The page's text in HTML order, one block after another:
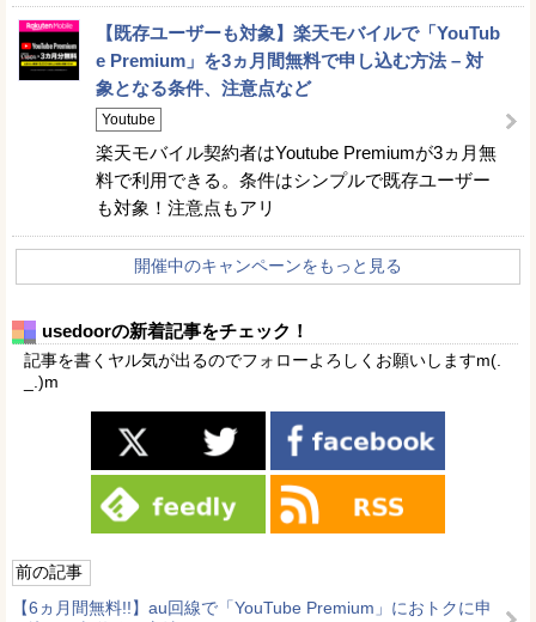
【既存ユーザーも対象】楽天モバイルで「YouTub
e Premium」を3ヵ月間無料で申し込む方法 – 対
象となる条件、注意点など
Youtube
楽天モバイル契約者はYoutube Premiumが3ヵ月無
料で利用できる。条件はシンプルで既存ユーザー
も対象！注意点もアリ
開催中のキャンペーンをもっと見る
usedoorの新着記事をチェック！
記事を書くヤル気が出るのでフォローよろしくお願いしますm(.
_.)m
前の記事
【6ヵ月間無料!!】au回線で「YouTube Premium」におトクに申